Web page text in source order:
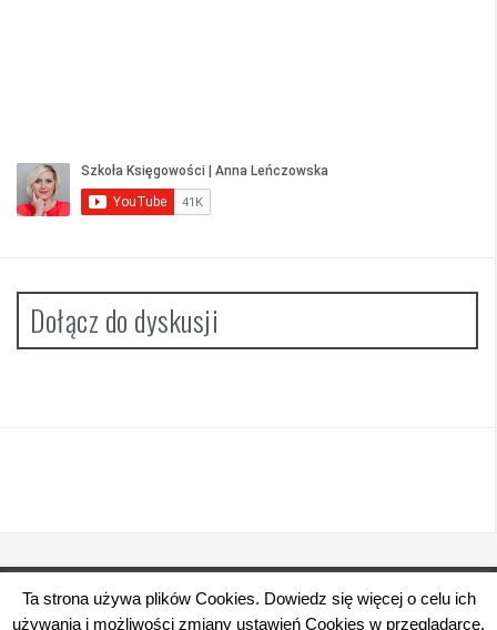
Dołącz do dyskusji
Dumnie wspierane przez WordPressa | Szablon:
Ta strona używa plików Cookies. Dowiedz się więcej o celu ich
używania i możliwości zmiany ustawień Cookies w przeglądarce.